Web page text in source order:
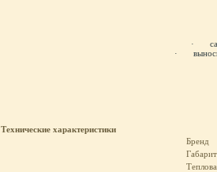
·
·
Технические характеристики
Бренд